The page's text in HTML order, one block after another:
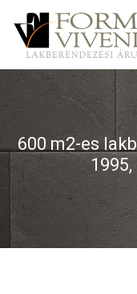
600 m2-es